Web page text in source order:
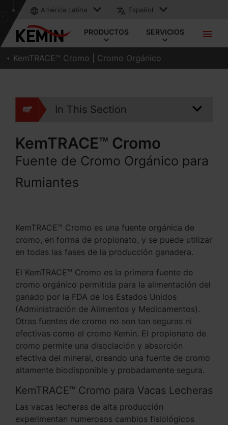
América Latina Español
PRODUCTOS SERVICIOS
KemTRACE™ Cromo | Cromo Orgánico
In This Section
KemTRACE™ Cromo
Fuente de Cromo Orgánico para
Rumiantes
KemTRACE™ Cromo es una fuente orgánica de
cromo, en forma de propionato, y se puede utilizar
en todas las fases de la producción ganadera.
El KemTRACE™ Cromo es la primera fuente de
cromo orgánico permitida para la alimentación del
ganado por la FDA de los Estados Unidos
(Administración de Alimentos y Medicamentos).
Otras fuentes de cromo no son tan seguras ni
efectivas como el cromo Kemin. El propionato de
cromo permite una disociación y absorción
efectiva del mineral, creando una fuente de cromo
altamente biodisponible y probadamente segura.
KemTRACE™ Cromo para Vacas Lecheras
Las vacas lecheras de alta producción
experimentan numerosos cambios fisiológicos